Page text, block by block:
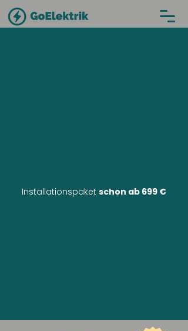
Installationspaket schon ab 699 €